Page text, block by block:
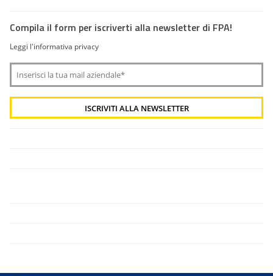
Compila il form per iscriverti alla newsletter di FPA!
Leggi l'informativa privacy